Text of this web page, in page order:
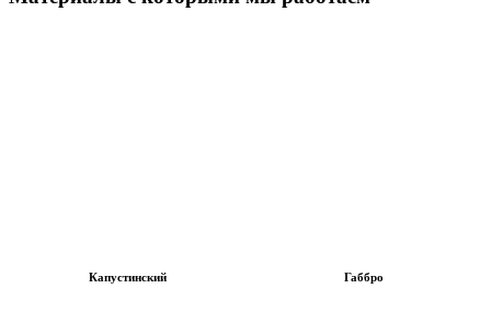
Капустинский Габбро